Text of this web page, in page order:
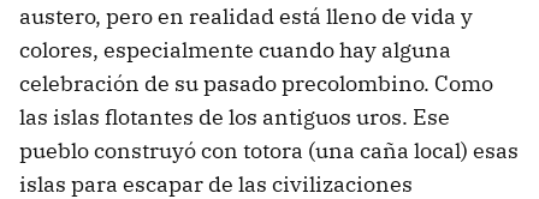
austero, pero en realidad está lleno de vida y
colores, especialmente cuando hay alguna
celebración de su pasado precolombino. Como
las islas flotantes de los antiguos uros. Ese
pueblo construyó con totora (una caña local) esas
islas para escapar de las civilizaciones